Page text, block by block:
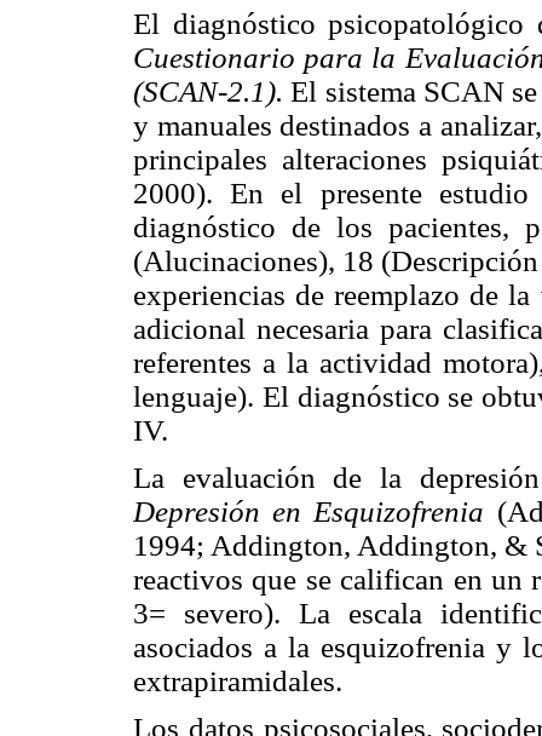
El diagnóstico
Cuestionario para la
(SCAN-2.1).El sistema SCAN
y manuales destinados a
principales alteraciones
2000). En el presente
diagnóstico de los pacientes,
(Alucinaciones), 18
experiencias de reemplazo de
adicional necesaria para
referentes a la actividad
lenguaje). El diagnóstico se
IV.
La evaluación de la
Depresión en Esquizofrenia
1994; Addington, Addington, &
reactivos que se califican en un
3= severo). La escala
asociados a la esquizofrenia y
extrapiramidales.
Los datos psicosociales,